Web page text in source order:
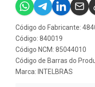
Código do Fabricante:
Código: 840019
Código NCM: 85044010
Código de Barras do
Marca: INTELBRAS